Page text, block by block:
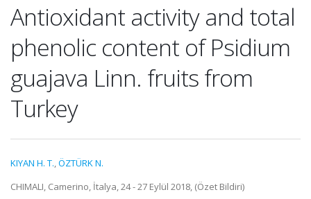
Antioxidant activity and total
phenolic content of Psidium
guajava Linn. fruits from
Turkey
KIYAN H. T.,ÖZTÜRK N.
CHIMALI, Camerino, İtalya, 24 - 27 Eylül 2018, (Özet Bildiri)